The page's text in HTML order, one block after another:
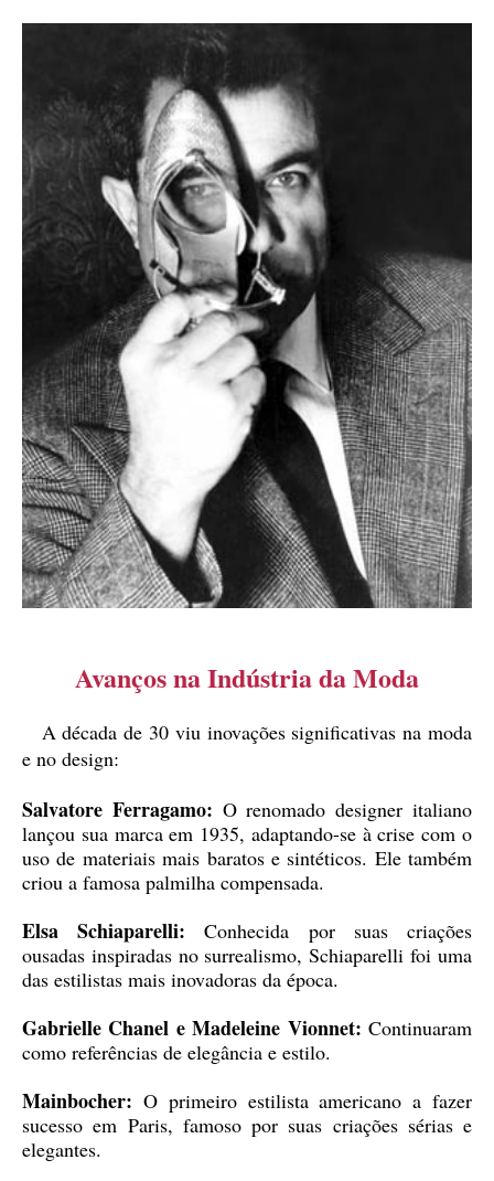
Avanços na Indústria da Moda
A década de 30 viu inovações significativas na moda
e no design:
Salvatore Ferragamo: O renomado designer italiano
lançou sua marca em 1935, adaptando-se à crise com o
uso de materiais mais baratos e sintéticos. Ele também
criou a famosa palmilha compensada.
Elsa Schiaparelli: Conhecida por suas criações
ousadas inspiradas no surrealismo, Schiaparelli foi uma
das estilistas mais inovadoras da época.
Gabrielle Chanel e Madeleine Vionnet: Continuaram
como referências de elegância e estilo.
Mainbocher: O primeiro estilista americano a fazer
sucesso em Paris, famoso por suas criações sérias e
elegantes.